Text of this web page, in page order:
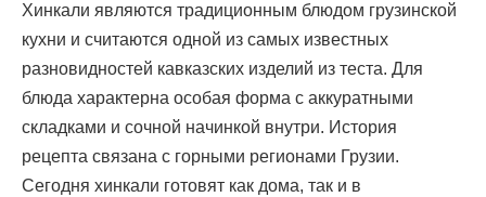
Хинкали являются традиционным блюдом грузинской
кухни и считаются одной из самых известных
разновидностей кавказских изделий из теста. Для
блюда характерна особая форма с аккуратными
складками и сочной начинкой внутри. История
рецепта связана с горными регионами Грузии.
Сегодня хинкали готовят как дома, так и в